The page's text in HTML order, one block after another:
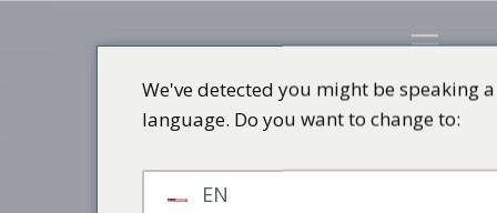
We've detected you might be speaking
language. Do you want to change to:
EN